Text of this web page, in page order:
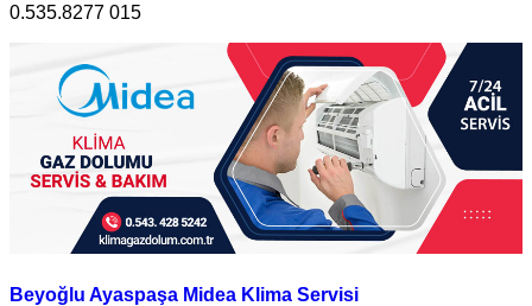
0.535.8277 015
Beyoğlu Ayaspaşa Midea Klima Servisi